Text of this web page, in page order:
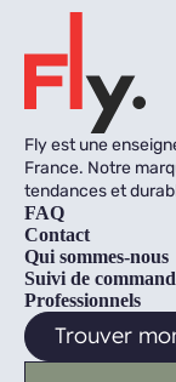
Fly est une
France. Notre
tendances et
FAQ
Contact
Qui sommes-nous
Suivi de
Professionnels
Trouver